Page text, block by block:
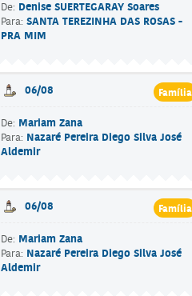
De: Denise SUERTEGARAY Soares
Para: SANTA TEREZINHA DAS ROSAS -
PRA MIM
Família
06/08
De: Mariam Zana
Para: Nazaré Pereira Diego Silva José
Aldemir
Família
06/08
De: Mariam Zana
Para: Nazaré Pereira Diego Silva José
Aldemir